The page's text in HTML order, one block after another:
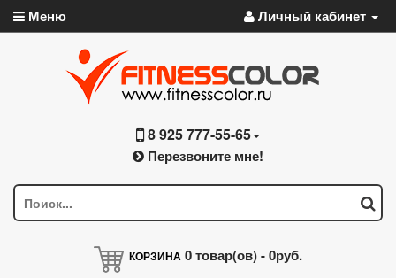
Меню Личный кабинет
8 925 777-55-65
Перезвоните мне!
КОРЗИНА 0товар(ов) -0руб.